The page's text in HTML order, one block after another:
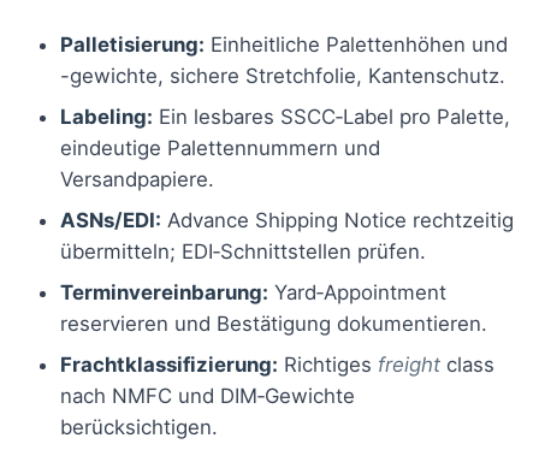
Palletisierung: Einheitliche Palettenhöhen und
-gewichte, sichere Stretchfolie, Kantenschutz.
Labeling: Ein lesbares SSCC‑Label pro Palette,
eindeutige Palettennummern und
Versandpapiere.
ASNs/EDI: Advance Shipping Notice rechtzeitig
übermitteln; EDI‑Schnittstellen prüfen.
Terminvereinbarung: Yard‑Appointment
reservieren und Bestätigung dokumentieren.
Frachtklassifizierung: Richtiges freight class
nach NMFC und DIM‑Gewichte
berücksichtigen.